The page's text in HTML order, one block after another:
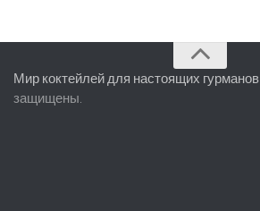
Мир коктейлей для настоящих гурманов
защищены.